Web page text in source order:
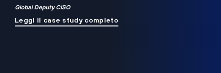
Global Deputy CISO
Leggi il case study completo